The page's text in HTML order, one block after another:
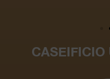
CASEIFICIO